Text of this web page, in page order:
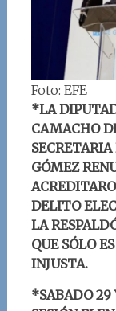
Foto: EFE
*LA
CAMACHO
GÓMEZ
DELITO
LA
QUE SÓLO
INJUSTA.
*SABADO 29